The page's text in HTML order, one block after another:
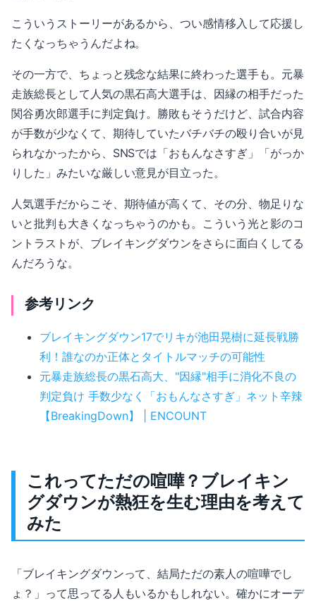
こういうストーリーがあるから、つい感情移入して応援し
たくなっちゃうんだよね。
その一方で、ちょっと残念な結果に終わった選手も。元暴
走族総長として人気の黒石高大選手は、因縁の相手だった
関谷勇次郎選手に判定負け。勝敗もそうだけど、試合内容
が手数が少なくて、期待していたバチバチの殴り合いが見
られなかったから、SNSでは「おもんなさすぎ」「がっか
りした」みたいな厳しい意見が目立った。
人気選手だからこそ、期待値が高くて、その分、物足りな
いと批判も大きくなっちゃうのかも。こういう光と影のコ
ントラストが、ブレイキングダウンをさらに面白くしてる
んだろうな。
参考リンク
ブレイキングダウン17でリキが池田晃樹に延長戦勝
利！誰なのか正体とタイトルマッチの可能性
元暴走族総長の黒石高大、"因縁"相手に消化不良の
判定負け 手数少なく「おもんなさすぎ」ネット辛辣
【BreakingDown】 | ENCOUNT
これってただの喧嘩？ブレイキン
グダウンが熱狂を生む理由を考えて
みた
「ブレイキングダウンって、結局ただの素人の喧嘩でし
ょ？」って思ってる人もいるかもしれない。確かにオーデ